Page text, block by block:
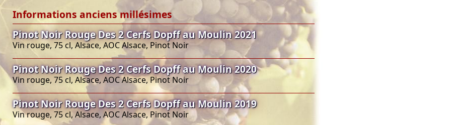
Informations anciens millésimes
Pinot Noir Rouge Des 2 Cerfs Dopff au Moulin 2021
Vin rouge, 75 cl, Alsace, AOC Alsace, Pinot Noir
Pinot Noir Rouge Des 2 Cerfs Dopff au Moulin 2020
Vin rouge, 75 cl, Alsace, AOC Alsace, Pinot Noir
Pinot Noir Rouge Des 2 Cerfs Dopff au Moulin 2019
Vin rouge, 75 cl, Alsace, AOC Alsace, Pinot Noir